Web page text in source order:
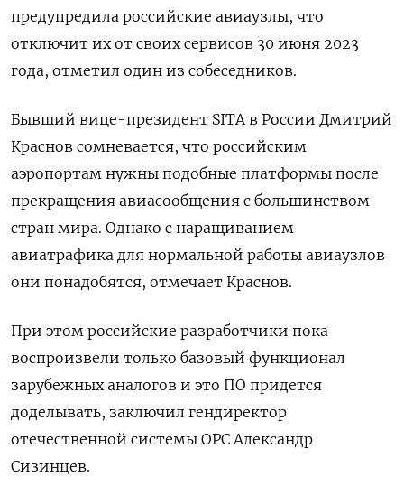
предупредила российские авиаузлы, что
отключит их от своих сервисов 30 июня 2023
года, отметил один из собеседников.
Бывший вице-президент SITA в России Дмитрий
Краснов сомневается, что российским
аэропортам нужны подобные платформы после
прекращения авиасообщения с большинством
стран мира. Однако с наращиванием
авиатрафика для нормальной работы авиаузлов
они понадобятся, отмечает Краснов.
При этом российские разработчики пока
воспроизвели только базовый функционал
зарубежных аналогов и это ПО придется
доделывать, заключил гендиректор
отечественной системы ОРС Александр
Сизинцев.